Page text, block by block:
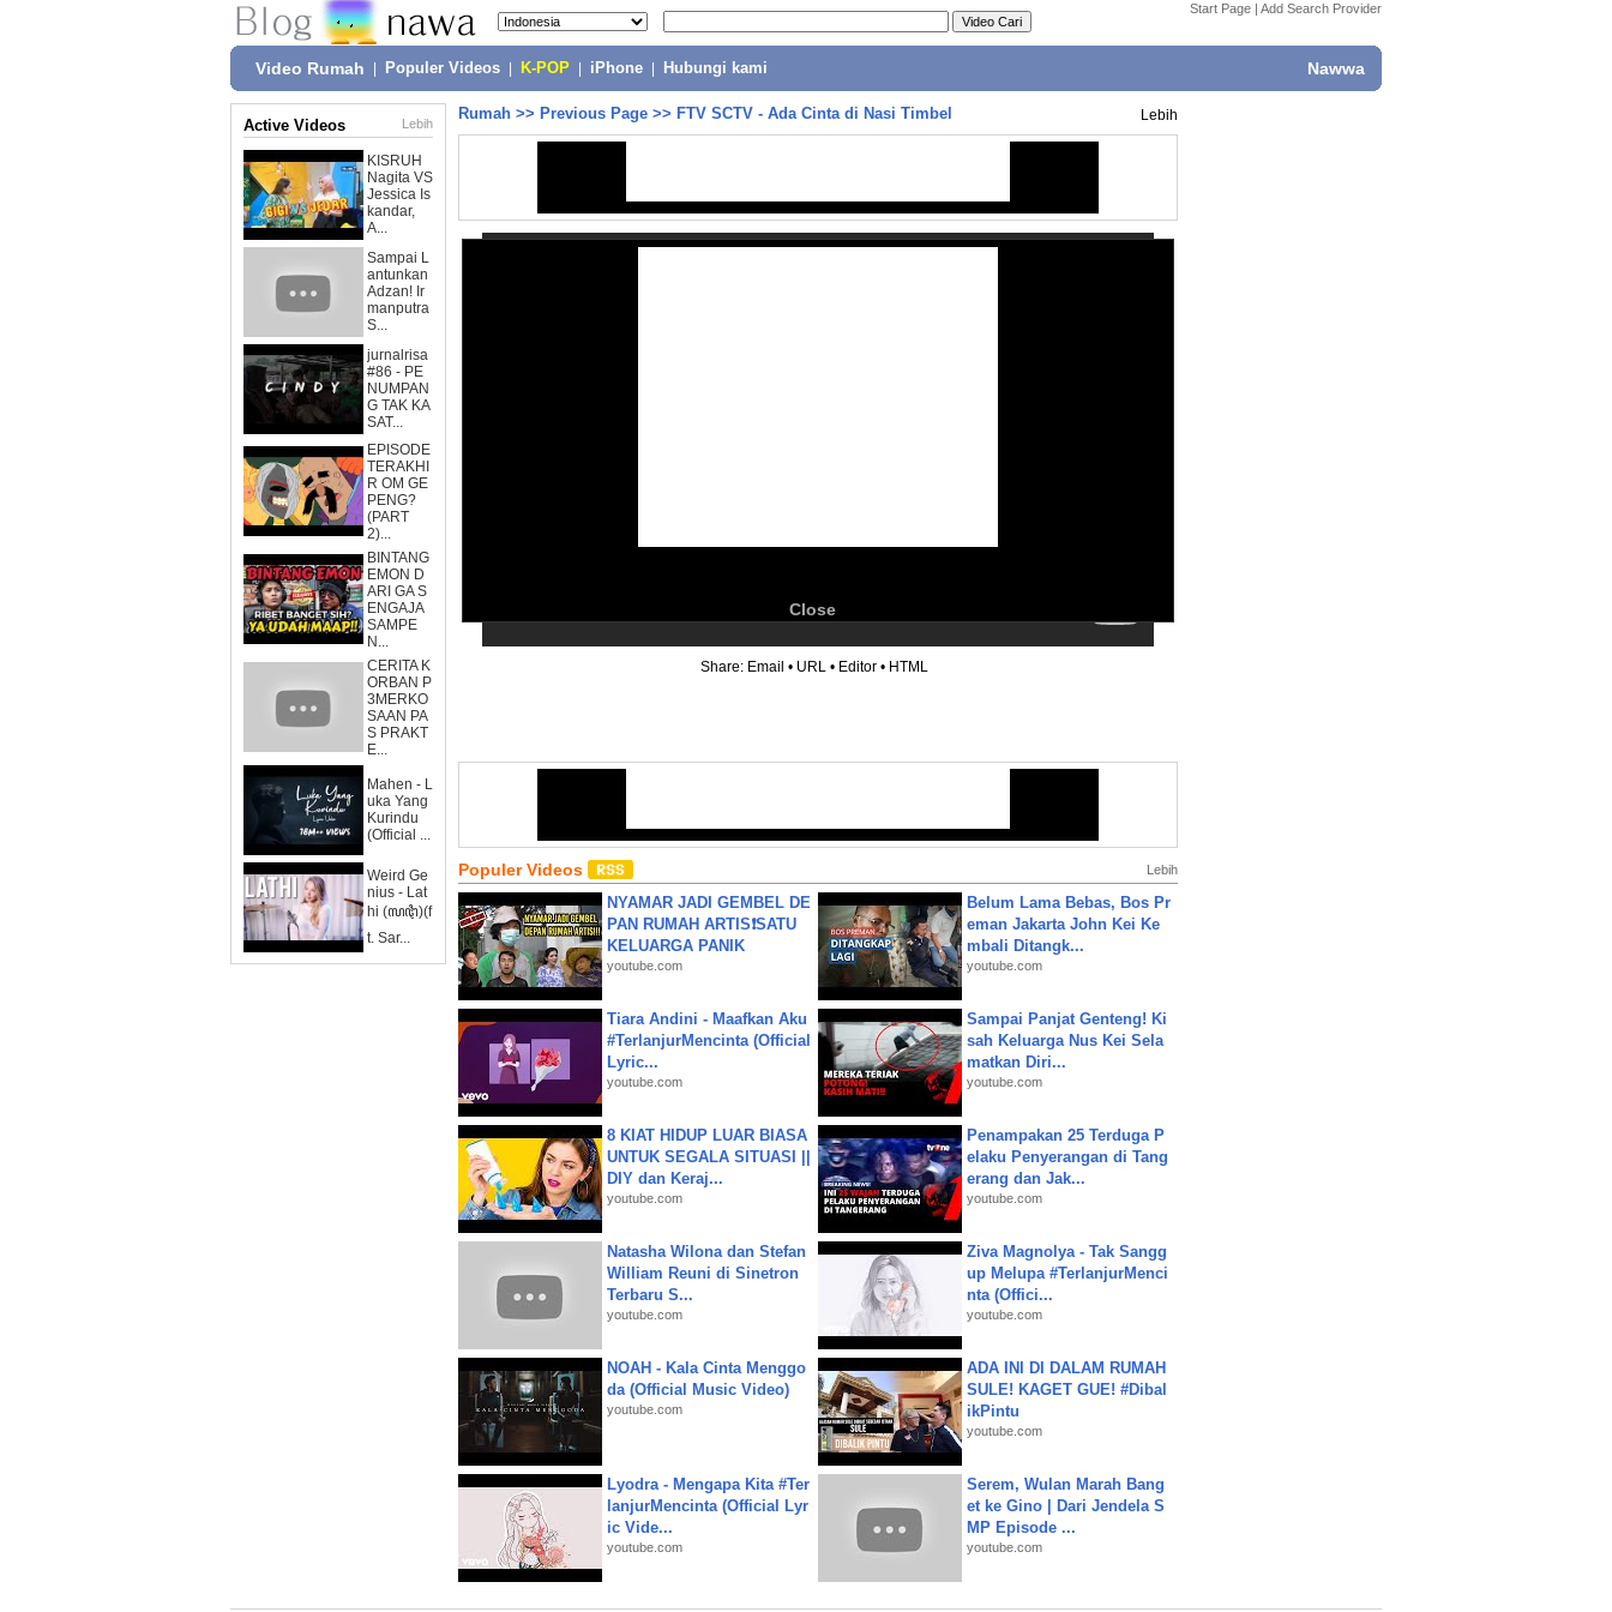
Start Page | Add Search Provider
Video Rumah Populer Videos K-POP iPhone Hubungi kami Nawwa
Active Videos Lebih
KISRUH
Nagita VS
Jessica Is
kandar,
A...
Sampai L
antunkan
Adzan! Ir
manputra
S...
jurnalrisa
#86 - PE
NUMPAN
G TAK KA
SAT...
EPISODE
TERAKHI
R OM GE
PENG?
(PART
2)...
BINTANG
EMON D
ARI GA S
ENGAJA
SAMPE
N...
CERITA K
ORBAN P
3MERKO
SAAN PA
S PRAKT
E...
Mahen - L
uka Yang
Kurindu
(Official ...
Weird Ge
nius - Lat
hi (ꦭꦛꦶ)(f
t. Sar...
Rumah >> Previous Page >> FTV SCTV - Ada Cinta di Nasi Timbel Lebih
Close
Share: Email • URL • Editor • HTML
Populer Videos Lebih
NYAMAR JADI GEMBEL DE
PAN RUMAH ARTIS❗SATU
KELUARGA PANIK
youtube.com
Belum Lama Bebas, Bos Pr
eman Jakarta John Kei Ke
mbali Ditangk...
youtube.com
Tiara Andini - Maafkan Aku
#TerlanjurMencinta (Official
Lyric...
youtube.com
Sampai Panjat Genteng! Ki
sah Keluarga Nus Kei Sela
matkan Diri...
youtube.com
8 KIAT HIDUP LUAR BIASA
UNTUK SEGALA SITUASI ||
DIY dan Keraj...
youtube.com
Penampakan 25 Terduga P
elaku Penyerangan di Tang
erang dan Jak...
youtube.com
Natasha Wilona dan Stefan
William Reuni di Sinetron
Terbaru S...
youtube.com
Ziva Magnolya - Tak Sangg
up Melupa #TerlanjurMenci
nta (Offici...
youtube.com
NOAH - Kala Cinta Menggo
da (Official Music Video)
youtube.com
ADA INI DI DALAM RUMAH
SULE! KAGET GUE! #Dibal
ikPintu
youtube.com
Lyodra - Mengapa Kita #Ter
lanjurMencinta (Official Lyr
ic Vide...
youtube.com
Serem, Wulan Marah Bang
et ke Gino | Dari Jendela S
MP Episode ...
youtube.com